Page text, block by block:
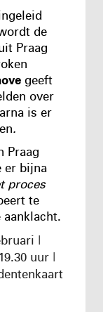
de
Praag
geeft
over
is er
.
Praag
er bijna
proces
te
aanklacht.
|
uur |